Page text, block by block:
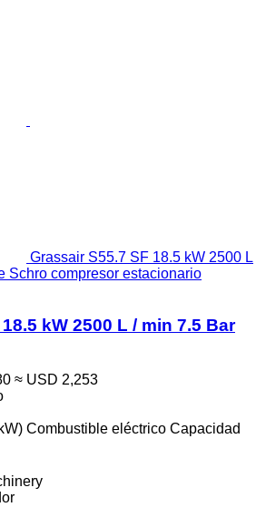
Grassair S55.7 SF 18.5 kW 2500 L
Schro compresor estacionario
kW 2500 L / min 7.5 Bar
≈ USD 2,253
Combustible eléctrico Capacidad